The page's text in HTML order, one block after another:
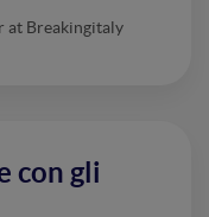
at Breakingitaly
con gli